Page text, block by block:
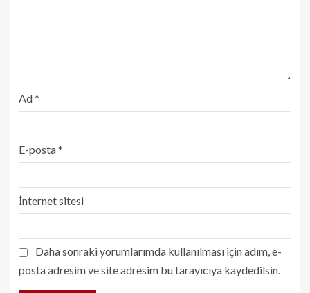
Ad*
E-posta*
İnternet sitesi
Daha sonraki yorumlarımda kullanılması için adım, e-
posta adresim ve site adresim bu tarayıcıya kaydedilsin.